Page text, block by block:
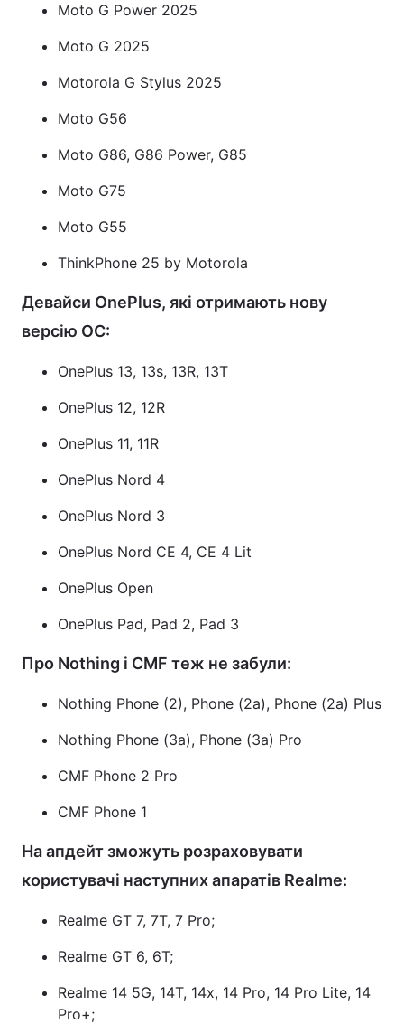
Moto G Power 2025
Moto G 2025
Motorola G Stylus 2025
Moto G56
Moto G86, G86 Power, G85
Moto G75
Moto G55
ThinkPhone 25 by Motorola
Девайси OnePlus, які отримають нову
версію ОС:
OnePlus 13, 13s, 13R, 13T
OnePlus 12, 12R
OnePlus 11, 11R
OnePlus Nord 4
OnePlus Nord 3
OnePlus Nord CE 4, CE 4 Lit
OnePlus Open
OnePlus Pad, Pad 2, Pad 3
Про Nothing і CMF теж не забули:
Nothing Phone (2), Phone (2a), Phone (2a) Plus
Nothing Phone (3a), Phone (3a) Pro
CMF Phone 2 Pro
CMF Phone 1
На апдейт зможуть розраховувати
користувачі наступних апаратів Realme:
Realme GT 7, 7T, 7 Pro;
Realme GT 6, 6T;
Realme 14 5G, 14T, 14x, 14 Pro, 14 Pro Lite, 14
Pro+;